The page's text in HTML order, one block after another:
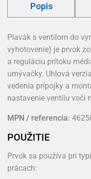
Popis
Plavák s ventilom do
vyhotovenie) je prvok
a reguláciu prítoku
umývačky. Uhlová
vedenia prípojky a
nastavenie ventilu voči
MPN / referencia:
POUŽITIE
Prvok sa používa pri
prácach: